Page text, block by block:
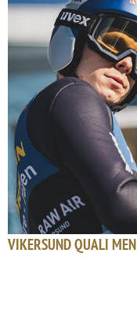
VIKERSUND QUALI MEN